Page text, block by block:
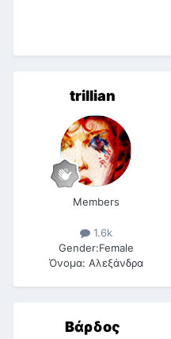
trillian
Members
1.6k
Gender:Female
Όνομα: Αλεξάνδρα
Βάρδος